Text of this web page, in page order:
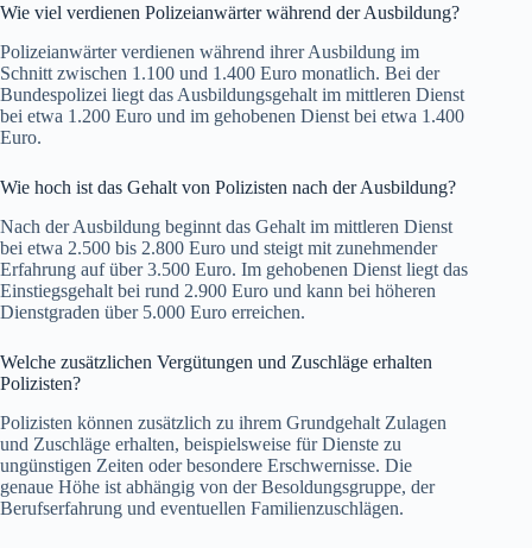
Wie viel verdienen Polizeianwärter während der Ausbildung?
Polizeianwärter verdienen während ihrer Ausbildung im
Schnitt zwischen 1.100 und 1.400 Euro monatlich. Bei der
Bundespolizei liegt das Ausbildungsgehalt im mittleren Dienst
bei etwa 1.200 Euro und im gehobenen Dienst bei etwa 1.400
Euro.
Wie hoch ist das Gehalt von Polizisten nach der Ausbildung?
Nach der Ausbildung beginnt das Gehalt im mittleren Dienst
bei etwa 2.500 bis 2.800 Euro und steigt mit zunehmender
Erfahrung auf über 3.500 Euro. Im gehobenen Dienst liegt das
Einstiegsgehalt bei rund 2.900 Euro und kann bei höheren
Dienstgraden über 5.000 Euro erreichen.
Welche zusätzlichen Vergütungen und Zuschläge erhalten
Polizisten?
Polizisten können zusätzlich zu ihrem Grundgehalt Zulagen
und Zuschläge erhalten, beispielsweise für Dienste zu
ungünstigen Zeiten oder besondere Erschwernisse. Die
genaue Höhe ist abhängig von der Besoldungsgruppe, der
Berufserfahrung und eventuellen Familienzuschlägen.